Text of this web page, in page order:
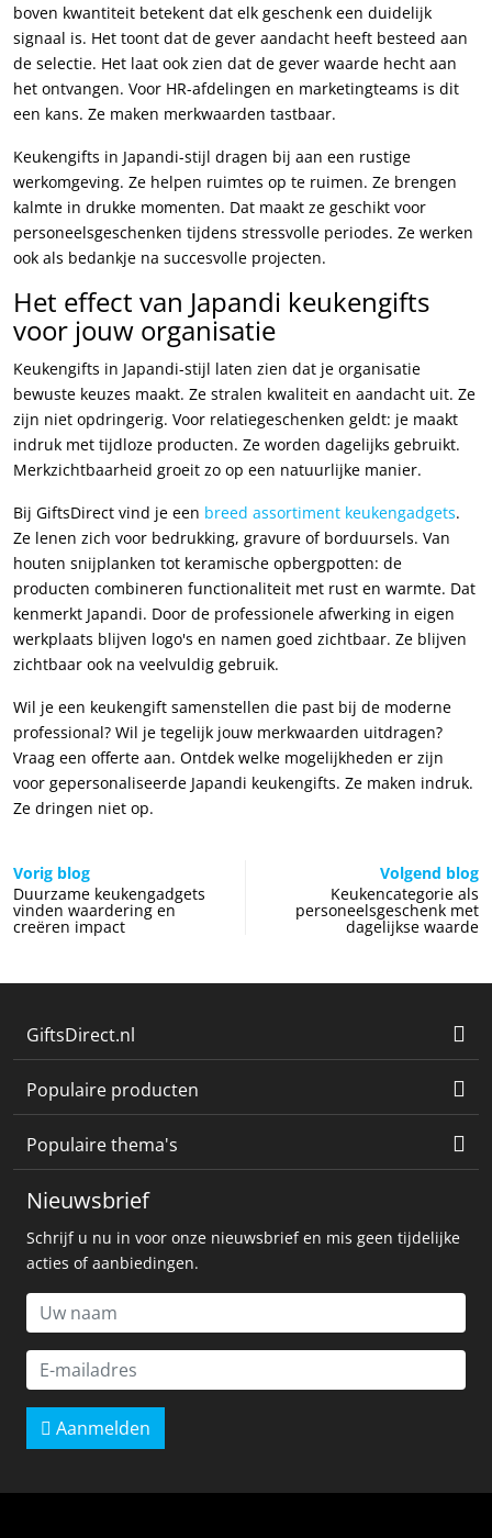
boven kwantiteit betekent dat elk geschenk een duidelijk
signaal is. Het toont dat de gever aandacht heeft besteed aan
de selectie. Het laat ook zien dat de gever waarde hecht aan
het ontvangen. Voor HR-afdelingen en marketingteams is dit
een kans. Ze maken merkwaarden tastbaar.
Keukengifts in Japandi-stijl dragen bij aan een rustige
werkomgeving. Ze helpen ruimtes op te ruimen. Ze brengen
kalmte in drukke momenten. Dat maakt ze geschikt voor
personeelsgeschenken tijdens stressvolle periodes. Ze werken
ook als bedankje na succesvolle projecten.
Het effect van Japandi keukengifts
voor jouw organisatie
Keukengifts in Japandi-stijl laten zien dat je organisatie
bewuste keuzes maakt. Ze stralen kwaliteit en aandacht uit. Ze
zijn niet opdringerig. Voor relatiegeschenken geldt: je maakt
indruk met tijdloze producten. Ze worden dagelijks gebruikt.
Merkzichtbaarheid groeit zo op een natuurlijke manier.
Bij GiftsDirect vind je een breed assortiment keukengadgets.
Ze lenen zich voor bedrukking, gravure of borduursels. Van
houten snijplanken tot keramische opbergpotten: de
producten combineren functionaliteit met rust en warmte. Dat
kenmerkt Japandi. Door de professionele afwerking in eigen
werkplaats blijven logo's en namen goed zichtbaar. Ze blijven
zichtbaar ook na veelvuldig gebruik.
Wil je een keukengift samenstellen die past bij de moderne
professional? Wil je tegelijk jouw merkwaarden uitdragen?
Vraag een offerte aan. Ontdek welke mogelijkheden er zijn
voor gepersonaliseerde Japandi keukengifts. Ze maken indruk.
Ze dringen niet op.
Vorig blog
Duurzame keukengadgets
vinden waardering en
creëren impact
Volgend blog
Keukencategorie als
personeelsgeschenk met
dagelijkse waarde
GiftsDirect.nl
Populaire producten
Populaire thema's
Nieuwsbrief
Schrijf u nu in voor onze nieuwsbrief en mis geen tijdelijke
acties of aanbiedingen.
Aanmelden